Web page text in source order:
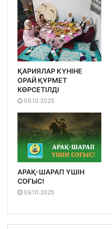
ҚАРИЯЛАР КҮНІНЕ
ОРАЙ ҚҰРМЕТ
КӨРСЕТІЛДІ
09.10.2025
АРАҚ-ШАРАП ҮШІН
СОҒЫС!
09.10.2025